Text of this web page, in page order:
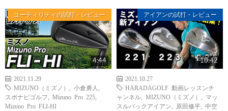
ユーティリティの試打・レビュー
4:44
2021.11.29
MIZUNO（ミズノ）
小倉勇人
スポナビゴルフ
Mizuno Pro 225
Mizuno Pro FLI-HI
アイアンの試打・レビュー
10:42
2021.10.27
HARADAGOLF 動画レッスンチ
ャンネル
MIZUNO（ミズノ）
マッ
スルバックアイアン
原田修平
中空